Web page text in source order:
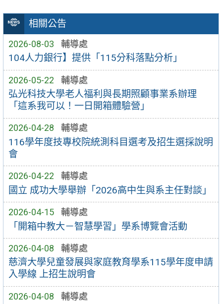
相關公告
2026-08-03 輔導處
104人力銀行】提供「115分科落點分析」
2026-05-22 輔導處
弘光科技大學老人福利與長期照顧事業系辦理
「這系我可以！一日開箱體驗營」
2026-04-28 輔導處
116學年度技專校院統測科目選考及招生選採說明
會
2026-04-22 輔導處
國立 成功大學舉辦「2026高中生與系主任對談」
2026-04-15 輔導處
「開箱中教大－智慧學習」學系博覽會活動
2026-04-08 輔導處
慈濟大學兒童發展與家庭教育學系115學年度申請
入學線 上招生說明會
2026-04-08 輔導處